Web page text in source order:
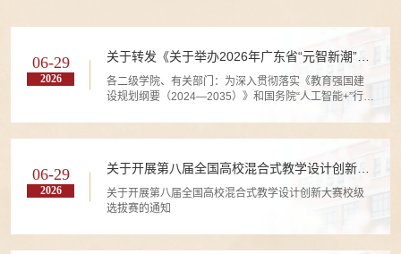
06-29
2026
关于转发《关于举办2026年广东省“元智新潮”大
学生智能体应用创新大赛的通知》的通知
各二级学院、有关部门：为深入贯彻落实《教育强国建
设规划纲要（2024—2035）》和国务院“人工智能+”行动
态，提升大学生人工智能素养与智能化实践创新能力，
导、韩山师范学院主办，华南理工大学、佛山大学协
办，共同发起2026年广东省“元智新潮”大学生智能体应
用创新大赛（以下简称大赛）...
06-29
2026
关于开展第八届全国高校混合式教学设计创新大
赛校级选拔赛的通知
关于开展第八届全国高校混合式教学设计创新大赛校级
选拔赛的通知